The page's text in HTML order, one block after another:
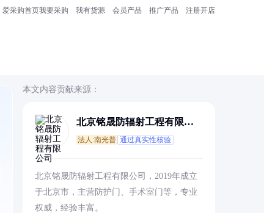
爱采购首页我要采购 我有货源 会员产品 推广产品 注册开店
本文内容贡献来源：
北京铭晟防辐射工程有限公
法人:南光普 通过真实性核验
北京铭晟防辐射工程有限公司，2019年成立
于北京市，主营防护门、手术室门等，专业
权威，经验丰富。